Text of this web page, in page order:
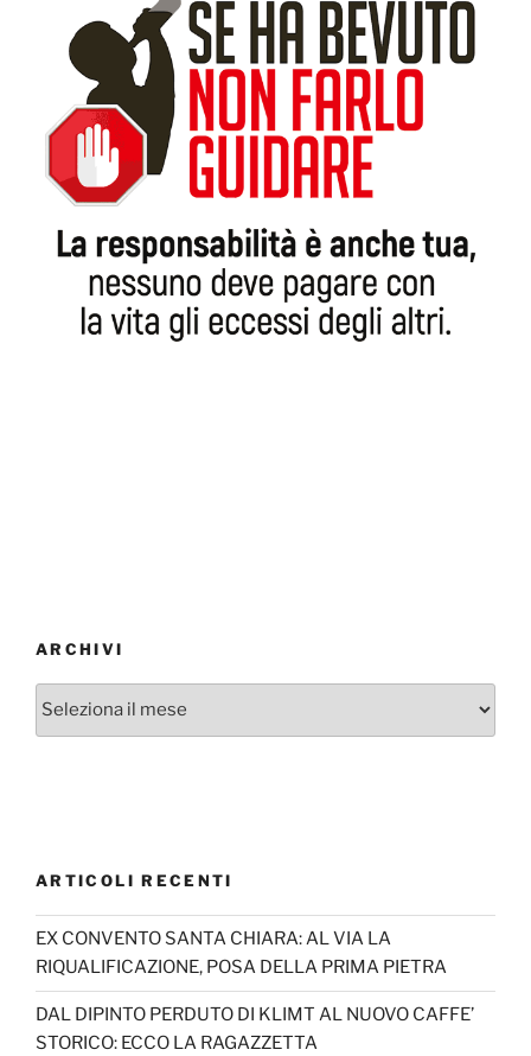
ARCHIVI
ARTICOLI RECENTI
EX CONVENTO SANTA CHIARA: AL VIA LA
RIQUALIFICAZIONE, POSA DELLA PRIMA PIETRA
DAL DIPINTO PERDUTO DI KLIMT AL NUOVO CAFFE’
STORICO: ECCO LA RAGAZZETTA